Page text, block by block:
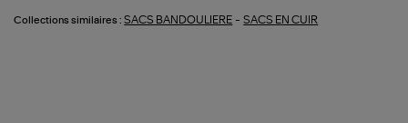
Collections similaires : SACS BANDOULIERE -SACS EN CUIR